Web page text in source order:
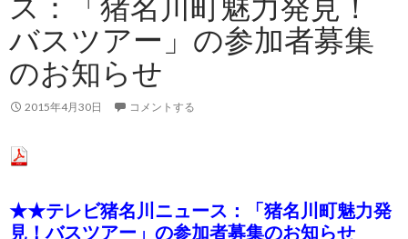
バスツアー」の参加者募集
のお知らせ
2015年4月30日 コメントする
★★テレビ猪名川ニュース：「猪名川町魅力発
見！バスツアー」の参加者募集のお知らせ